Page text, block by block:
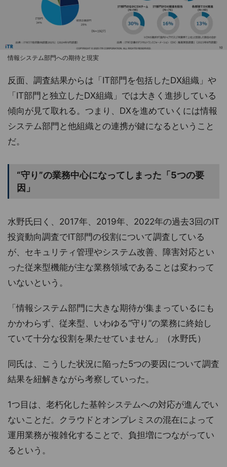
情報システム部門への期待と現実
反面、調査結果からは「IT部門を包括したDX組織」や
「IT部門と独立したDX組織」では大きく進捗している
傾向が見て取れる。つまり、DXを進めていくには情報
システム部門と他組織との連携が鍵になるということ
だ。
“守り”の業務中心になってしまった「5つの要
因」
水野氏曰く、2017年、2019年、2022年の過去3回のIT
投資動向調査でIT部門の役割について調査している
が、セキュリティ管理やシステム改善、障害対応とい
った従来型機能が主な業務領域であることは変わって
いないという。
「情報システム部門に大きな期待が集まっているにも
かかわらず、従来型、いわゆる“守り”の業務に終始し
ていて十分な役割を果たせていません」（水野氏）
同氏は、こうした状況に陥った5つの要因について調査
結果を紐解きながら考察していった。
1つ目は、老朽化した基幹システムへの対応が進んでい
ないことだ。クラウドとオンプレミスの混在によって
運用業務が複雑化することで、負担増につながってい
るという。